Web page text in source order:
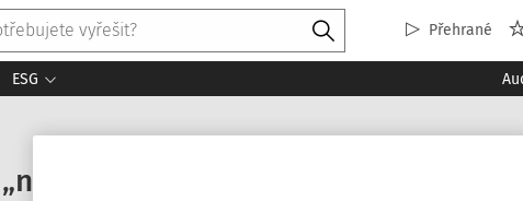
Přehrané
ESG
emisím“?